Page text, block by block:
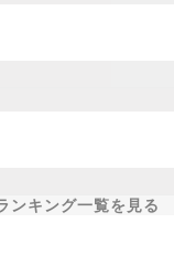
ンキング一覧を見る